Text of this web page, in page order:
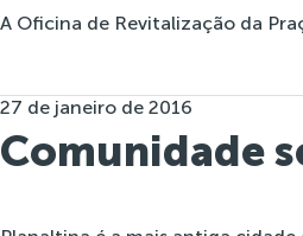
A Oficina de Revitalização da
27 de janeiro de 2016
Comunidade